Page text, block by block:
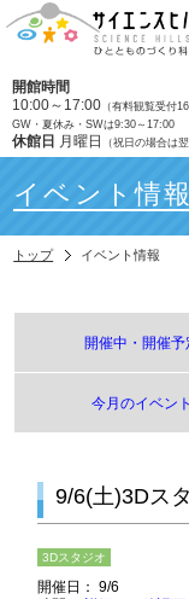
開館時間
10:00～17:00 （有料観覧受付
GW・夏休み・SWは9:30～17:00
休館日 月曜日 （祝日の場合は翌
イベント情報
トップ イベント情報
開催中・開催予
今月のイベント
9/6(土)3Dス
3Dスタジオ
開催日： 9/6